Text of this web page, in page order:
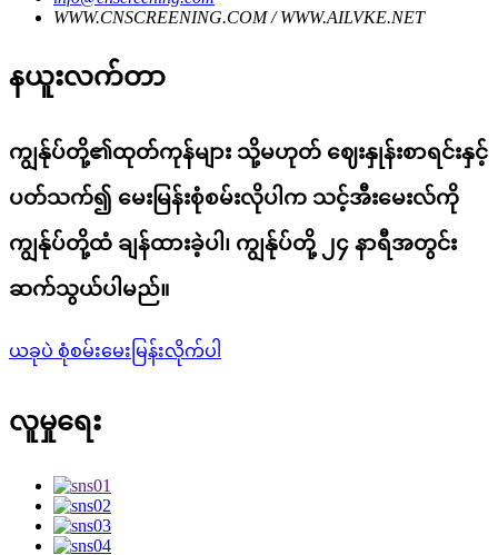
WWW.CNSCREENING.COM / WWW.AILVKE.NET
နယူးလက်တာ
ကျွန်ုပ်တို့၏ထုတ်ကုန်များ သို့မဟုတ် ဈေးနှုန်းစာရင်းနှင့်
ပတ်သက်၍ မေးမြန်းစုံစမ်းလိုပါက သင့်အီးမေးလ်ကို
ကျွန်ုပ်တို့ထံ ချန်ထားခဲ့ပါ၊ ကျွန်ုပ်တို့ ၂၄ နာရီအတွင်း
ဆက်သွယ်ပါမည်။
ယခုပဲ စုံစမ်းမေးမြန်းလိုက်ပါ
လူမှုရေး